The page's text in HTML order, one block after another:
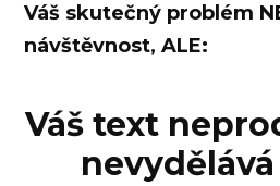
Váš skutečný problém
návštěvnost, ALE:
Váš text